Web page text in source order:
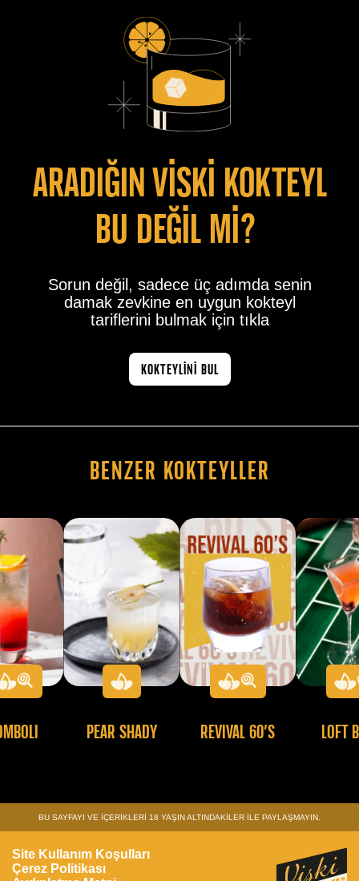
Aradiğin vİskİ kokteyl
bu değİl mİ?
Sorun değil, sadece üç adımda senin
damak zevkine en uygun kokteyl
tariflerini bulmak için tıkla
KOKTEYLİNİ BUL
Benzer Kokteyller
PEAR SHADY REVIVAL 60’S LOFT
BU SAYFAYI VE İÇERİKLERİ 18 YAŞIN ALTINDAKİLER İLE PAYLAŞMAYIN.
Site Kullanım Koşulları
Çerez Politikası